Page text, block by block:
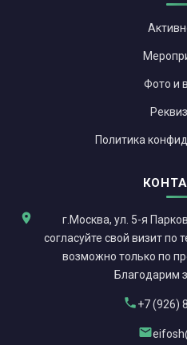
Фото и
Политика
г.Москва, ул. 5-я
согласуйте свой визит по
возможно только по
Благодарим
+7 (926)